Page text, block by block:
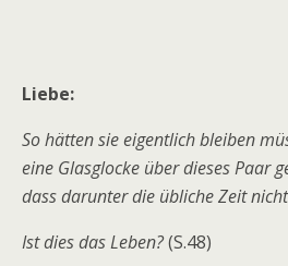
Liebe:
So hätten sie eigentlich bleiben
eine Glasglocke über dieses Paar
dass darunter die übliche Zeit
Ist dies das Leben?(S.48)